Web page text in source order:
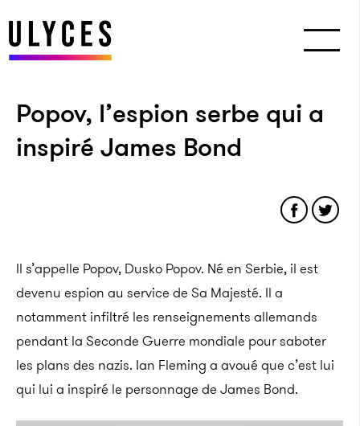
Popov, l’espion serbe qui a
inspiré James Bond
Il s’appelle Popov, Dusko Popov. Né en Serbie, il est
devenu espion au service de Sa Majesté. Il a
notamment infiltré les renseignements allemands
pendant la Seconde Guerre mondiale pour saboter
les plans des nazis. Ian Fleming a avoué que c’est lui
qui lui a inspiré le personnage de James Bond.